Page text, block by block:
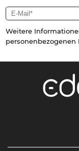
Weitere